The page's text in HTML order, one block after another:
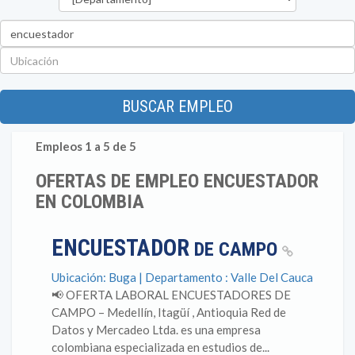
BUSCAR EMPLEO
Empleos 1 a 5 de 5
OFERTAS DE EMPLEO ENCUESTADOR
EN COLOMBIA
ENCUESTADOR DE CAMPO
Ubicación: Buga | Departamento : Valle Del Cauca
📢 OFERTA LABORAL ENCUESTADORES DE
CAMPO – Medellín, Itagüí , Antioquia Red de
Datos y Mercadeo Ltda. es una empresa
colombiana especializada en estudios de...